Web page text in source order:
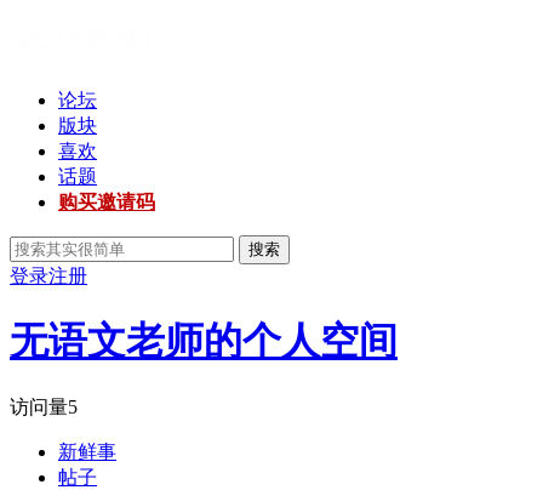
论坛
版块
喜欢
话题
购买邀请码
搜索
登录注册
无语文老师的个人空间
访问量5
新鲜事
帖子